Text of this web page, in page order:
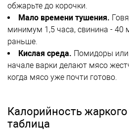
обжарьте до корочки.
Мало времени тушения.
минимум 1,5 часа, свинина - 40
раньше.
Кислая среда. Помидоры или
начале варки делают мясо
когда мясо уже почти готово.
Калорийность
таблица